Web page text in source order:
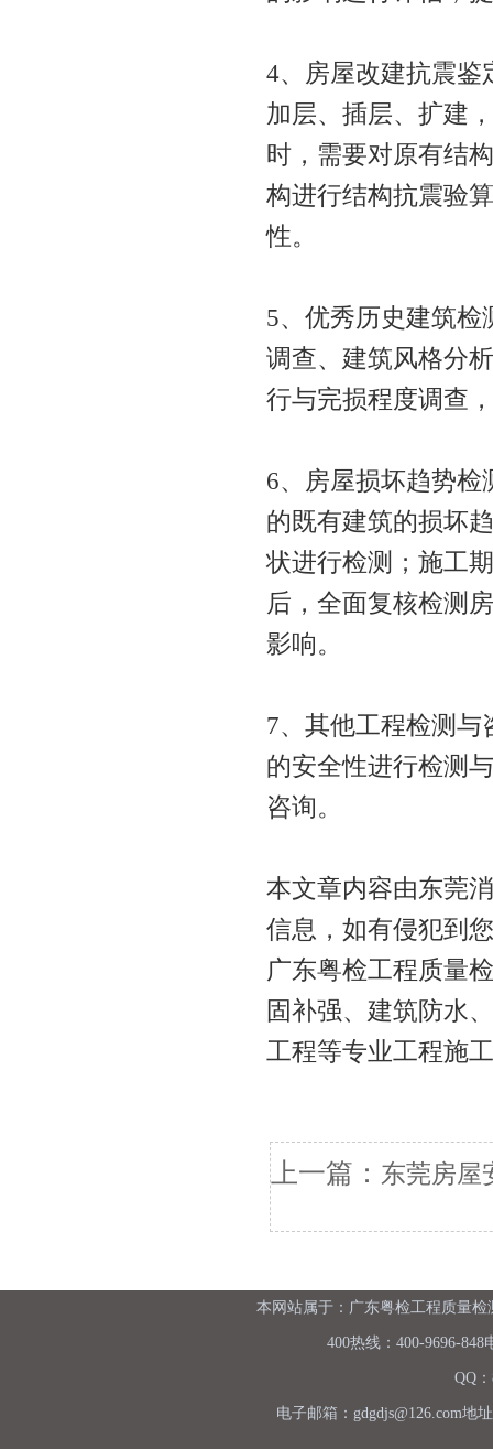
4、房屋改建抗震鉴
加层、插层、扩建
时，需要对原有结
构进行结构抗震验
性。
5、优秀历史建筑
调查、建筑风格分
行与完损程度调查
6、房屋损坏趋势
的既有建筑的损坏
状进行检测；施工
后，全面复核检测
影响。
7、其他工程检测
的安全性进行检测
咨询。
本文章内容由东莞
信息，如有侵犯到
广东粤检工程质量
固补强、建筑防水
工程等专业工程施
上一篇： 东莞房屋
本网站属于：广东粤检工程质量
400热线：400-9696-848
QQ
电子邮箱：gdgdjs@126.com地